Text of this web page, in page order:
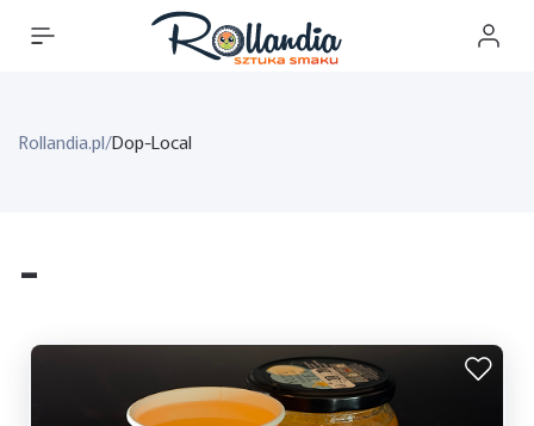
Rollandia.pl/Dop-Local
-